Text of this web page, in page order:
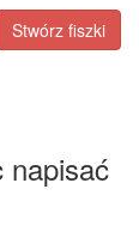
Stwórz fiszki
napisać